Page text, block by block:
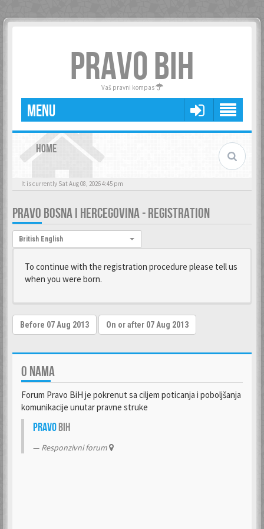
PRAVO BIH
Vaš pravni kompas
MENU
HOME
It is currently Sat Aug 08, 2026 4:45 pm
PRAVO BOSNA I HERCEGOVINA - REGISTRATION
Language:
British English
To continue with the registration procedure please tell us
when you were born.
O NAMA
Forum Pravo BiH je pokrenut sa ciljem poticanja i poboljšanja
komunikacije unutar pravne struke
PravoBiH
Responzivni forum